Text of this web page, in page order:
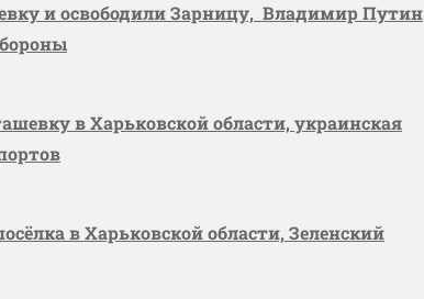
и освободили Зарницу, Владимир Путин
в Харьковской области, украинская
в Харьковской области, Зеленский